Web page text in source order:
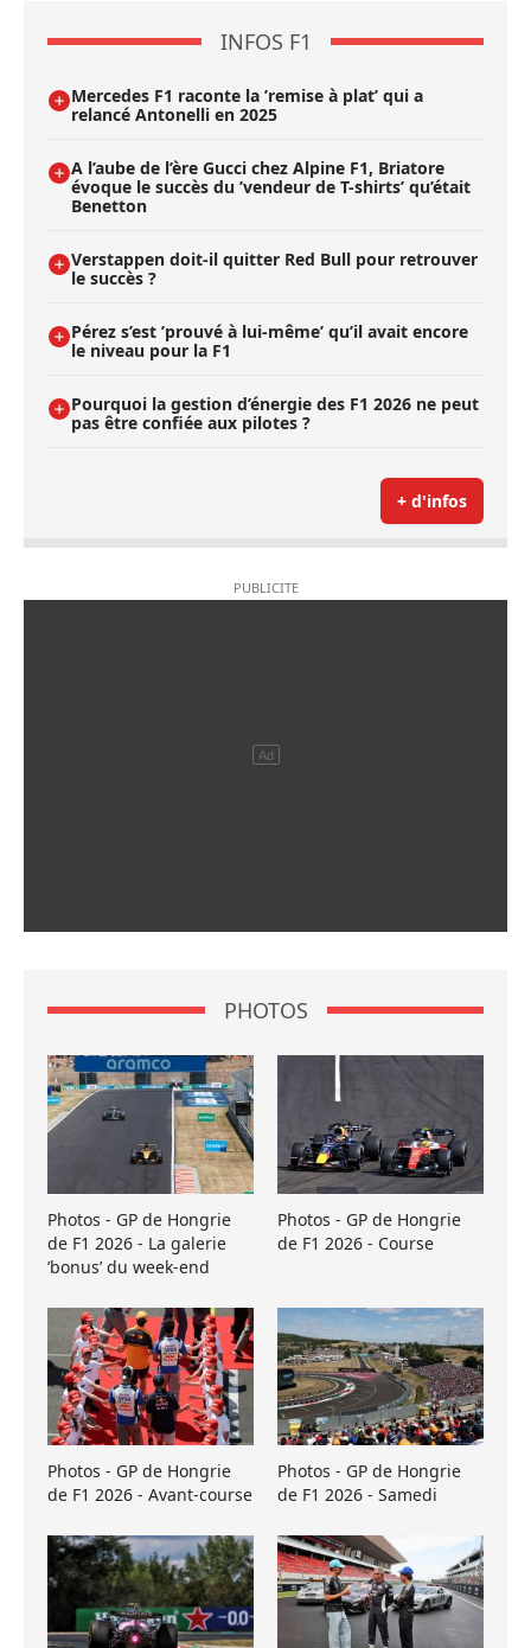
INFOS F1
Mercedes F1 raconte la ’remise à plat’ qui a
relancé Antonelli en 2025
A l’aube de l’ère Gucci chez Alpine F1, Briatore
évoque le succès du ’vendeur de T-shirts’ qu’était
Benetton
Verstappen doit-il quitter Red Bull pour retrouver
le succès ?
Pérez s’est ’prouvé à lui-même’ qu’il avait encore
le niveau pour la F1
Pourquoi la gestion d’énergie des F1 2026 ne peut
pas être confiée aux pilotes ?
+ d'infos
PHOTOS
Photos - GP de Hongrie
de F1 2026 - La galerie
’bonus’ du week-end
Photos - GP de Hongrie
de F1 2026 - Course
Photos - GP de Hongrie
de F1 2026 - Avant-course
Photos - GP de Hongrie
de F1 2026 - Samedi